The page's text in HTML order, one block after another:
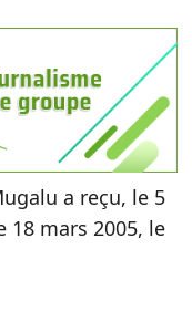
a reçu, le 5
18 mars 2005, le